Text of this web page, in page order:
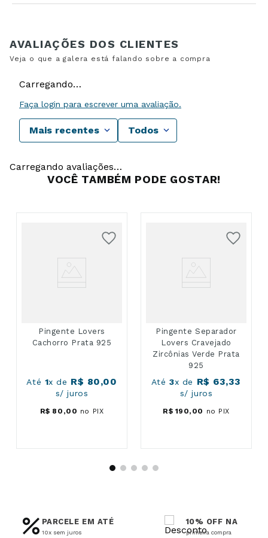
Carregando…
Faça login para escrever uma avaliação.
Mais recentes Todos
Carregando avaliações…
VOCÊ TAMBÉM PODE GOSTAR!
Pingente Lovers
Cachorro Prata 925
Até 1x de R$ 80,00
s/ juros
R$ 80 ,00 no PIX
Pingente Separador
Lovers Cravejado
Zircônias Verde Prata
925
Até3x de R$ 63,33
s/ juros
R$ 190, 00 no PIX
PARCELE EM ATÉ
10x sem juros
10% OFF NA
primeira compra